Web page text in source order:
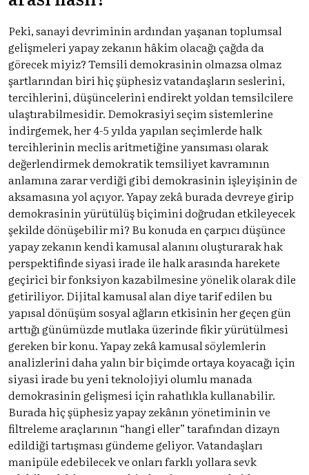
Peki, sanayi devriminin ardından yaşanan toplumsal
gelişmeleri yapay zekanın hâkim olacağı çağda da
görecek miyiz? Temsili demokrasinin olmazsa olmaz
şartlarından biri hiç şüphesiz vatandaşların seslerini,
tercihlerini, düşüncelerini endirekt yoldan temsilcilere
ulaştırabilmesidir. Demokrasiyi seçim sistemlerine
indirgemek, her 4-5 yılda yapılan seçimlerde halk
tercihlerinin meclis aritmetiğine yansıması olarak
değerlendirmek demokratik temsiliyet kavramının
anlamına zarar verdiği gibi demokrasinin işleyişinin de
aksamasına yol açıyor. Yapay zekâ burada devreye girip
demokrasinin yürütülüş biçimini doğrudan etkileyecek
şekilde dönüşebilir mi? Bu konuda en çarpıcı düşünce
yapay zekanın kendi kamusal alanını oluşturarak hak
perspektifinde siyasi irade ile halk arasında harekete
geçirici bir fonksiyon kazabilmesine yönelik olarak dile
getiriliyor. Dijital kamusal alan diye tarif edilen bu
yapısal dönüşüm sosyal ağların etkisinin her geçen gün
arttığı günümüzde mutlaka üzerinde fikir yürütülmesi
gereken bir konu. Yapay zekâ kamusal söylemlerin
analizlerini daha yalın bir biçimde ortaya koyacağı için
siyasi irade bu yeni teknolojiyi olumlu manada
demokrasinin gelişmesi için rahatlıkla kullanabilir.
Burada hiç şüphesiz yapay zekânın yönetiminin ve
filtreleme araçlarının “hangi eller” tarafından dizayn
edildiği tartışması gündeme geliyor. Vatandaşları
manipüle edebilecek ve onları farklı yollara sevk